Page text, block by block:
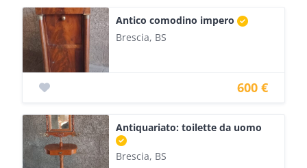
Antico comodino impero
Brescia, BS
600 €
Antiquariato: toilette da uomo
Brescia, BS